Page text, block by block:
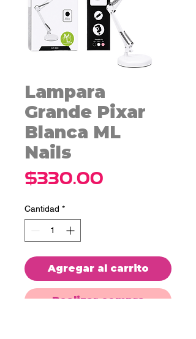
Lampara
Grande Pixar
Blanca ML
Nails
$330.00
Cantidad *
Agregar al carrito
Realizar compra